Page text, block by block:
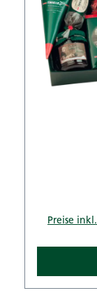
Preise